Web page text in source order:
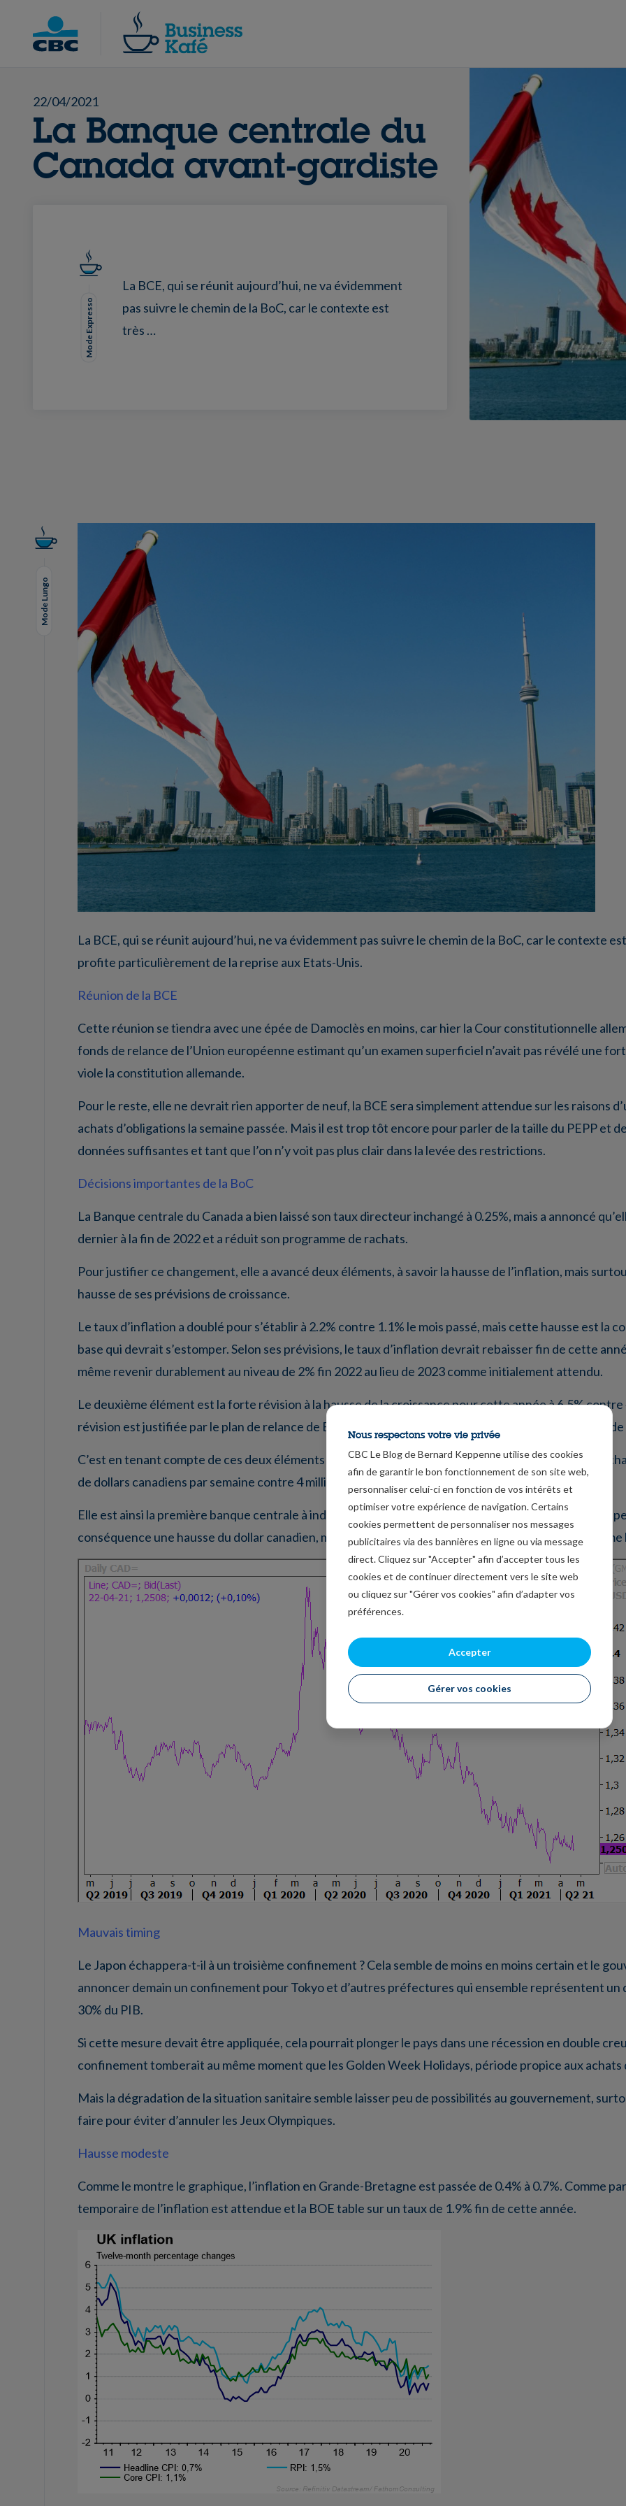
content
Chercher
22/04/2021
La Banque centrale du
Canada avant-gardiste
Mode Expresso
La BCE, qui se réunit aujourd’hui, ne va évidemment
pas suivre le chemin de la BoC, car le contexte est
très …
Mode Lungo
La BCE, qui se réunit aujourd’hui, ne va évidemment pas suivre le chemin de la BoC, car le contexte
profite particulièrement de la reprise aux Etats-Unis.
Réunion de la BCE
Cette réunion se tiendra avec une épée de Damoclès en moins, car hier la Cour constitutionnelle
fonds de relance de l’Union européenne estimant qu’un examen superficiel n’avait pas révélé une
viole la constitution allemande.
Pour le reste, elle ne devrait rien apporter de neuf, la BCE sera simplement attendue sur les raisons
achats d’obligations la semaine passée. Mais il est trop tôt encore pour parler de la taille du PEPP et
données suffisantes et tant que l’on n’y voit pas plus clair dans la levée des restrictions.
Décisions importantes de la BoC
La Banque centrale du Canada a bien laissé son taux directeur inchangé à 0.25%, mais a annoncé
dernier à la fin de 2022 et a réduit son programme de rachats.
Pour justifier ce changement, elle a avancé deux éléments, à savoir la hausse de l’inflation, mais
hausse de ses prévisions de croissance.
Le taux d’inflation a doublé pour s’établir à 2.2% contre 1.1% le mois passé, mais cette hausse est la
base qui devrait s’estomper. Selon ses prévisions, le taux d’inflation devrait rebaisser fin de cette
même revenir durablement au niveau de 2% fin 2022 au lieu de 2023 comme initialement attendu.
Le deuxième élément est la forte révision à la hausse de la croissance pour cette année à 6.5%
révision est justifiée par le plan de relance de Biden de 1.900 milliards de dollars, et aussi par le plan
C’est en tenant compte de ces deux éléments que la BoC a décidé de réduire son programme de
de dollars canadiens par semaine contre 4 milliards jusqu’à présent.
Elle est ainsi la première banque centrale à indiquer une réduction de son programme de rachats
conséquence une hausse du dollar canadien, mais le mouvement était déjà bien marqué avant
Mauvais timing
Le Japon échappera-t-il à un troisième confinement ? Cela semble de moins en moins certain et le
annoncer demain un confinement pour Tokyo et d’autres préfectures qui ensemble représentent un
30% du PIB.
Si cette mesure devait être appliquée, cela pourrait plonger le pays dans une récession en double
confinement tomberait au même moment que les Golden Week Holidays, période propice aux achats
Mais la dégradation de la situation sanitaire semble laisser peu de possibilités au gouvernement,
faire pour éviter d’annuler les Jeux Olympiques.
Hausse modeste
Comme le montre le graphique, l’inflation en Grande-Bretagne est passée de 0.4% à 0.7%. Comme
temporaire de l’inflation est attendue et la BOE table sur un taux de 1.9% fin de cette année.
Nous respectons votre vie privée
CBC Le Blog de Bernard Keppenne utilise des cookies
afin de garantir le bon fonctionnement de son site web,
personnaliser celui-ci en fonction de vos intérêts et
optimiser votre expérience de navigation. Certains
cookies permettent de personnaliser nos messages
publicitaires via des bannières en ligne ou via message
direct. Cliquez sur "Accepter" afin d’accepter tous les
cookies et de continuer directement vers le site web
ou cliquez sur "Gérer vos cookies" afin d’adapter vos
préférences.
Accepter
Gérer vos cookies